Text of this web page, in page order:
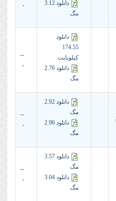
دانلود 3.12
مگ
-
دانلود
174.55
کیلوبایت
دانلود 2.76
مگ
--
-
دانلود 2.92
مگ
دانلود 2.96
مگ
--
-
دانلود 3.57
مگ
دانلود 3.04
مگ
--
-